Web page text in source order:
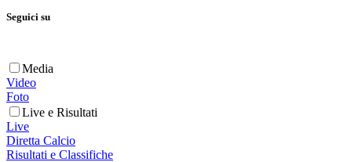
Seguici su
Media
Video
Foto
Live e Risultati
Live
Diretta Calcio
Risultati e Classifiche